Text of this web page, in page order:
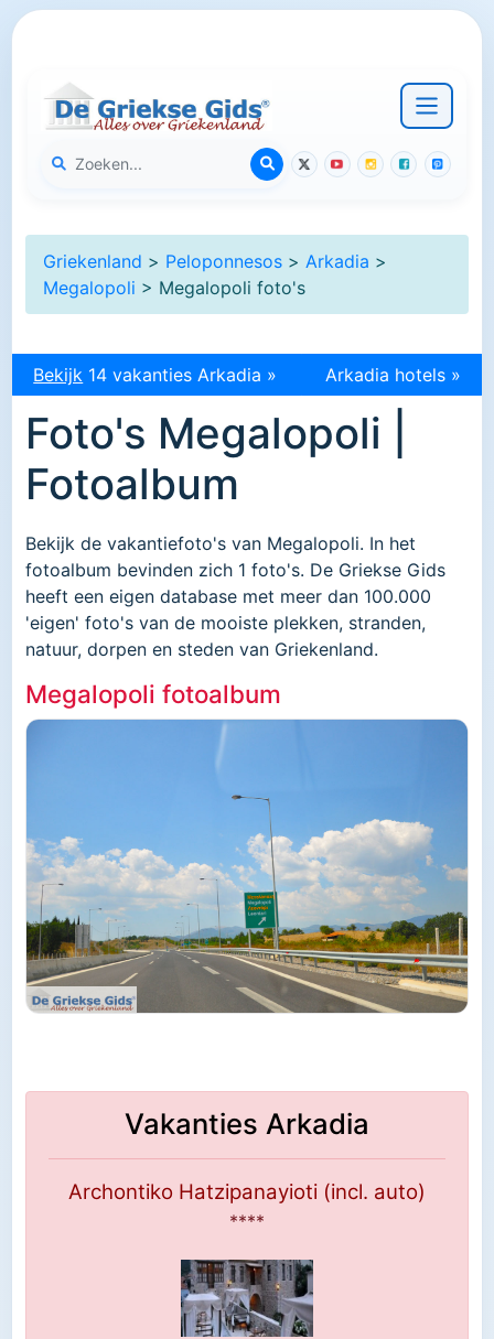
Griekenland > Peloponnesos > Arkadia >
Megalopoli > Megalopoli foto's
Bekijk 14 vakanties Arkadia » Arkadia hotels »
Foto's Megalopoli |
Fotoalbum
Bekijk de vakantiefoto's van Megalopoli. In het
fotoalbum bevinden zich 1 foto's. De Griekse Gids
heeft een eigen database met meer dan 100.000
'eigen' foto's van de mooiste plekken, stranden,
natuur, dorpen en steden van Griekenland.
Megalopoli fotoalbum
Vakanties Arkadia
Archontiko Hatzipanayioti (incl. auto)
****